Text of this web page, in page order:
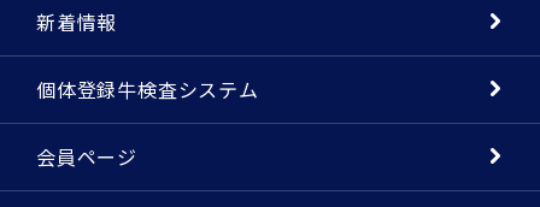
新着情報
個体登録牛検査システム
会員ページ